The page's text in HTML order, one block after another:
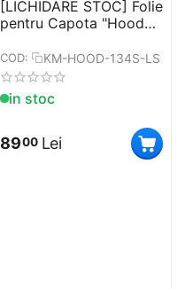
[LICHIDARE STOC] Folie
pentru Capota "Hood
exterior Marime S (150
x 100 cm)
COD: KM-HOOD-134S-LS
in stoc
8900 Lei